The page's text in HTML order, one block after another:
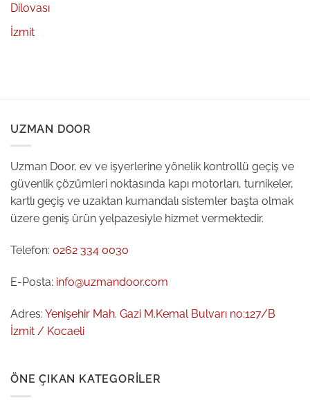
Dilovası
İzmit
UZMAN DOOR
Uzman Door, ev ve işyerlerine yönelik kontrollü geçiş ve
güvenlik çözümleri noktasında kapı motorları, turnikeler,
kartlı geçiş ve uzaktan kumandalı sistemler başta olmak
üzere geniş ürün yelpazesiyle hizmet vermektedir.
Telefon: 0262 334 0030
E-Posta: info@uzmandoor.com
Adres: Yenişehir Mah. Gazi M.Kemal Bulvarı no:127/B
İzmit / Kocaeli
ÖNE ÇIKAN KATEGORILER